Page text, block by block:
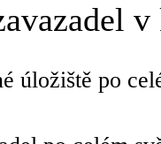
úložiště po